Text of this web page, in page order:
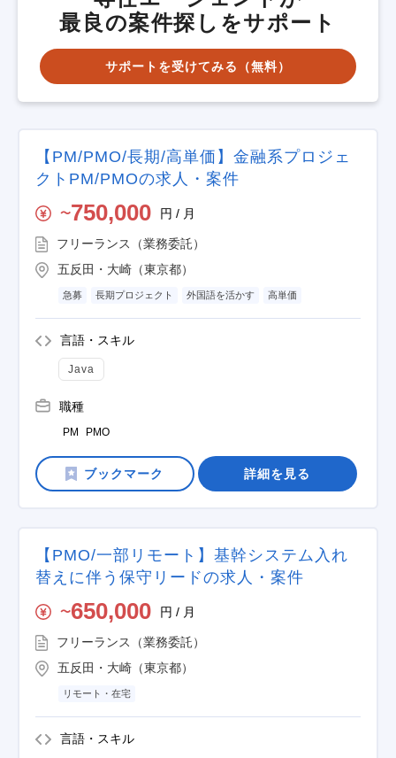
最良の案件探しをサポート
サポートを受けてみる（無料）
【PM/PMO/長期/高単価】金融系プロジェ
クトPM/PMOの求人・案件
〜750,000 円 / 月
フリーランス（業務委託）
五反田・大崎（東京都）
急募 長期プロジェクト 外国語を活かす 高単価
言語・スキル
Java
職種
PM PMO
詳細を見る
【PMO/一部リモート】基幹システム入れ
替えに伴う保守リードの求人・案件
〜650,000 円 / 月
フリーランス（業務委託）
五反田・大崎（東京都）
リモート・在宅
言語・スキル